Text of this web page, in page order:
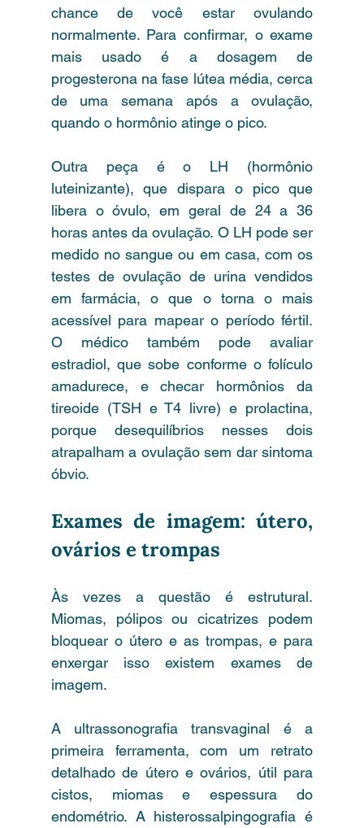
chance de você estar ovulando
normalmente. Para confirmar, o exame
mais usado é a dosagem de
progesterona na fase lútea média, cerca
de uma semana após a ovulação,
quando o hormônio atinge o pico.
Outra peça é o LH (hormônio
luteinizante), que dispara o pico que
libera o óvulo, em geral de 24 a 36
horas antes da ovulação. O LH pode ser
medido no sangue ou em casa, com os
testes de ovulação de urina vendidos
em farmácia, o que o torna o mais
acessível para mapear o período fértil.
O médico também pode avaliar
estradiol, que sobe conforme o folículo
amadurece, e checar hormônios da
tireoide (TSH e T4 livre) e prolactina,
porque desequilíbrios nesses dois
atrapalham a ovulação sem dar sintoma
óbvio.
Exames de imagem: útero,
ovários e trompas
Às vezes a questão é estrutural.
Miomas, pólipos ou cicatrizes podem
bloquear o útero e as trompas, e para
enxergar isso existem exames de
imagem.
A ultrassonografia transvaginal é a
primeira ferramenta, com um retrato
detalhado de útero e ovários, útil para
cistos, miomas e espessura do
endométrio. A histerossalpingografia é